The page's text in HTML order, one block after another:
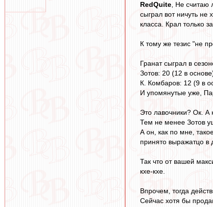
RedQuite, Не считаю
сыграл вот ничуть
класса. Крал только
К тому же тезис "не
Гранат сыграл в
Зотов: 20 (12 в
К. Комбаров: 12 (9 в
И упомянутые уже,
Это лавочники? Ок. А
Тем не менее Зотов
А он, как по мне,
принято выражатцо в
Так что от вашей
кхе-кхе.
Впрочем, тогда
Сейчас хотя бы